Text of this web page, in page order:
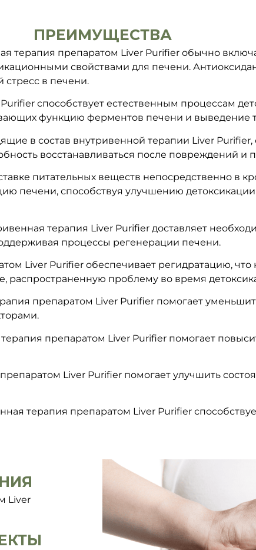
ПРЕИМУЩЕСТВА
терапия препаратом Liver Purifier обычно
свойствами для печени.
стресс в печени.
способствует естественным процессам
функцию ферментов печени и выведение
в состав внутривенной терапии Liver
восстанавливаться после повреждений и
питательных веществ непосредственно в
печени, способствуя улучшению
терапия Liver Purifier доставляет
процессы регенерации печени.
Liver Purifier обеспечивает регидратацию,
распространенную проблему во время
препаратом Liver Purifier помогает
препаратом Liver Purifier помогает
Liver Purifier помогает улучшить
терапия препаратом Liver Purifier
Liver